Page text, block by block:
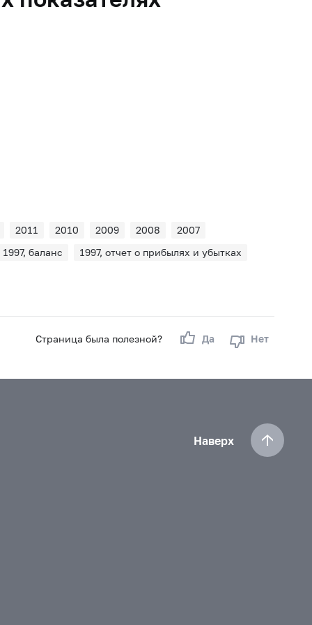
2011 2010 2009 2008
2007
1997, баланс
1997, отчет о прибылях и убытках
Страница была полезной? Да Нет
Наверх